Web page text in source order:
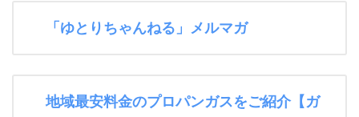
「ゆとりちゃんねる」メルマガ
地域最安料金のプロパンガスをご紹介【ガ